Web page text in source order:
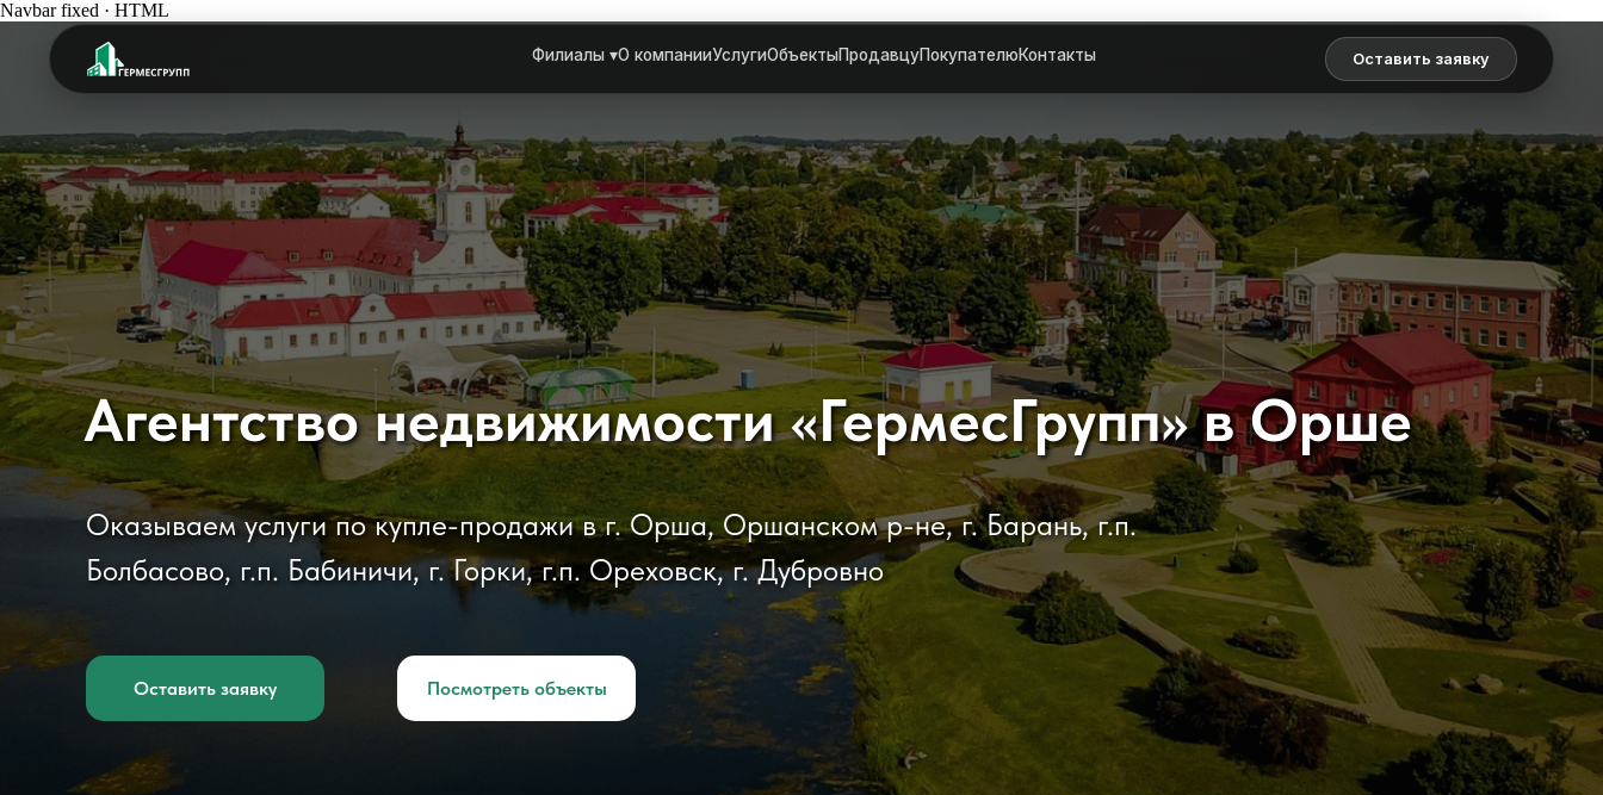
Navbar fixed · HTML
Филиалы ▾О компанииУслугиОбъектыПродавцуПокупателюКонтакты Оставить заявку
Агентство недвижимости «ГермесГрупп» в Орше
Оказываем услуги по купле-продажи в г. Орша, Оршанском р-не, г. Барань, г.п.
Болбасово, г.п. Бабиничи, г. Горки, г.п. Ореховск, г. Дубровно
Оставить заявку Посмотреть объекты